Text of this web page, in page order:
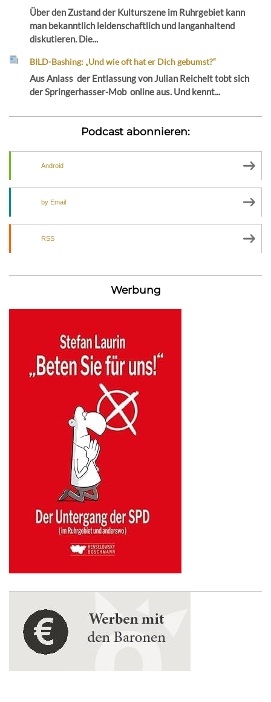
Über den Zustand der Kulturszene im Ruhrgebiet kann
man bekanntlich leidenschaftlich und langanhaltend
diskutieren. Die...
BILD-Bashing: „Und wie oft hat er Dich gebumst?“
Aus Anlass der Entlassung von Julian Reichelt tobt sich
der Springerhasser-Mob online aus. Und kennt...
Podcast abonnieren:
Android
by Email
RSS
Werbung